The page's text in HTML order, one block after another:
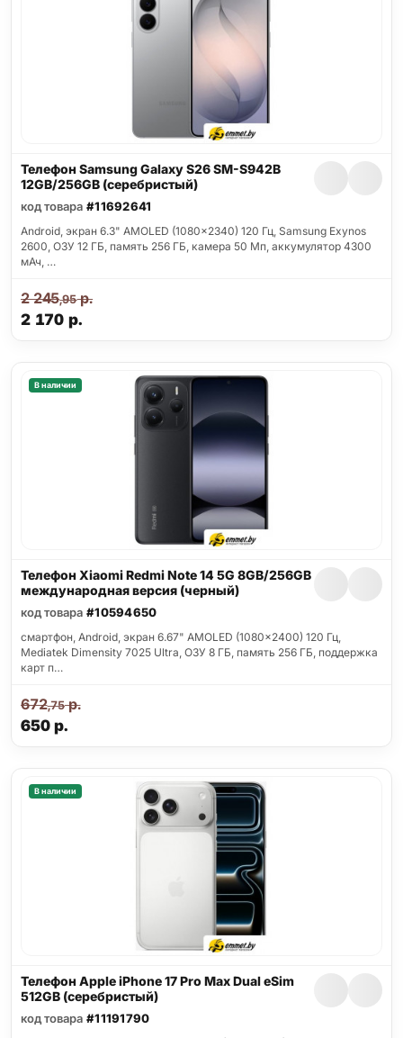
Телефон Samsung Galaxy S26 SM-S942B
12GB/256GB (серебристый)
код товара #11692641
Android, экран 6.3" AMOLED (1080x2340) 120 Гц, Samsung Exynos
2600, ОЗУ 12 ГБ, память 256 ГБ, камера 50 Мп, аккумулятор 4300
мАч, …
2 170 р.
2 245,95р.
В наличии
Телефон Xiaomi Redmi Note 14 5G 8GB/256GB
международная версия (черный)
код товара #10594650
смартфон, Android, экран 6.67" AMOLED (1080x2400) 120 Гц,
Mediatek Dimensity 7025 Ultra, ОЗУ 8 ГБ, память 256 ГБ, поддержка
карт п…
650р.
672,75р.
В наличии
Телефон Apple iPhone 17 Pro Max Dual eSim
512GB (серебристый)
код товара #11191790